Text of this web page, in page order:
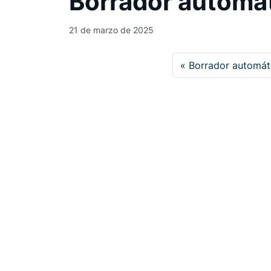
21 de marzo de 2025
Borrador